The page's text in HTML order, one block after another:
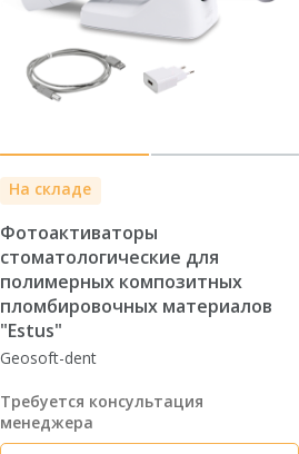
На складе
Фотоактиваторы
стоматологические для
полимерных композитных
пломбировочных материалов
"Estus"
Geosoft-dent
Требуется консультация
менеджера